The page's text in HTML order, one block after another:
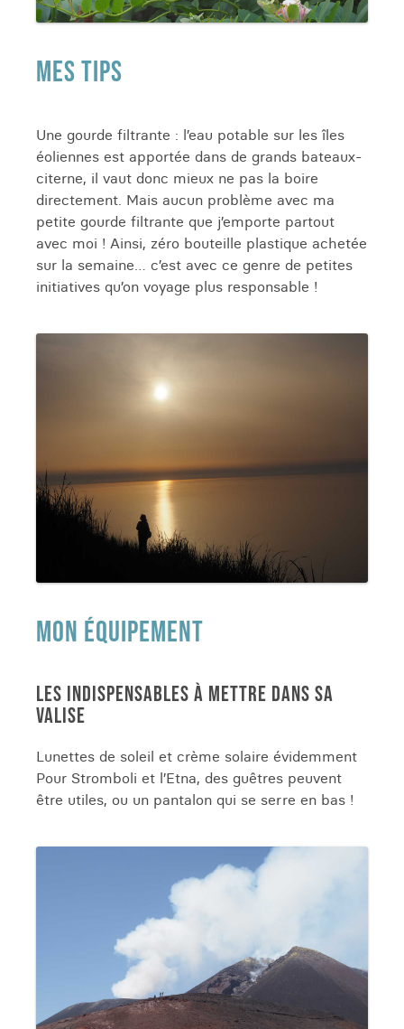
MES TIPS
Une gourde filtrante : l’eau potable sur les îles
éoliennes est apportée dans de grands bateaux-
citerne, il vaut donc mieux ne pas la boire
directement. Mais aucun problème avec ma
petite gourde filtrante que j’emporte partout
avec moi ! Ainsi, zéro bouteille plastique achetée
sur la semaine… c’est avec ce genre de petites
initiatives qu’on voyage plus responsable !
MON ÉQUIPEMENT
LES INDISPENSABLES À METTRE DANS SA
VALISE
Lunettes de soleil et crème solaire évidemment
Pour Stromboli et l’Etna, des guêtres peuvent
être utiles, ou un pantalon qui se serre en bas !